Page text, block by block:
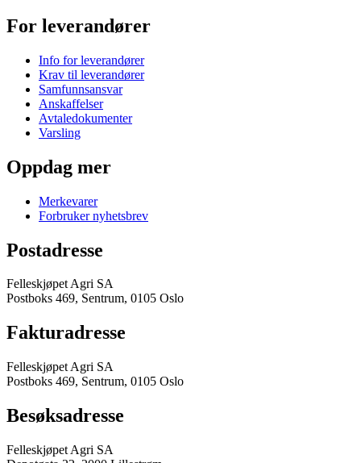
For leverandører
Info for leverandører
Krav til leverandører
Samfunnsansvar
Anskaffelser
Avtaledokumenter
Varsling
Oppdag mer
Merkevarer
Forbruker nyhetsbrev
Postadresse
Felleskjøpet Agri SA
Postboks 469, Sentrum, 0105 Oslo
Fakturadresse
Felleskjøpet Agri SA
Postboks 469, Sentrum, 0105 Oslo
Besøksadresse
Felleskjøpet Agri SA